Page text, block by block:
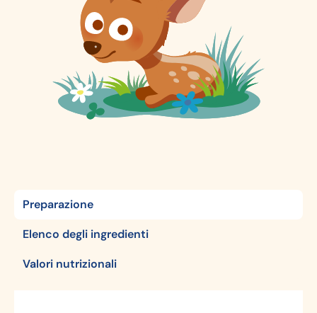
Preparazione
Elenco degli ingredienti
Valori nutrizionali